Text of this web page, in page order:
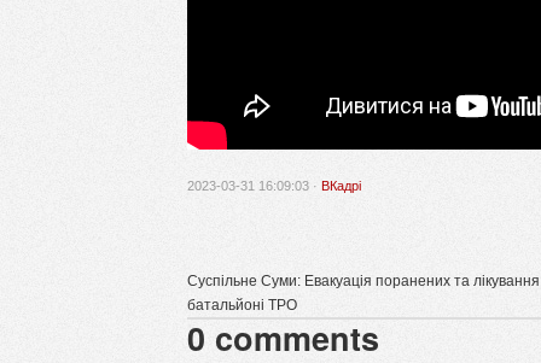
2023-03-31 16:09:03 · ВКадрі
Суспільне Суми: Евакуація поранених та
батальйоні ТРО
0 comments